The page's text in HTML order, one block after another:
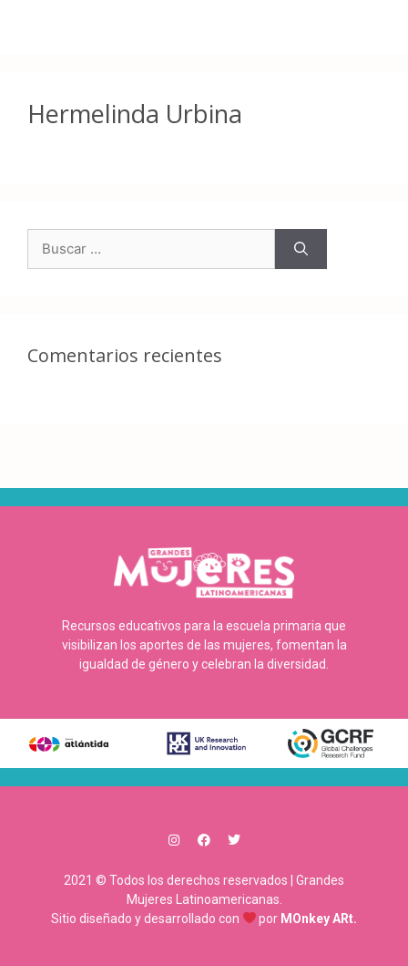
Hermelinda Urbina
Comentarios recientes
Recursos educativos para la escuela primaria que
visibilizan los aportes de las mujeres, fomentan la
igualdad de género y celebran la diversidad.
2021 © Todos los derechos reservados | Grandes
Mujeres Latinoamericanas.
Sitio diseñado y desarrollado con
por MOnkey ARt.